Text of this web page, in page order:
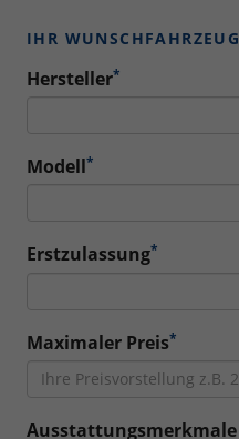
IHR WUNSCHFAHRZEUG
Hersteller*
Modell*
Erstzulassung*
Maximaler Preis*
Ausstattungsmerkmale